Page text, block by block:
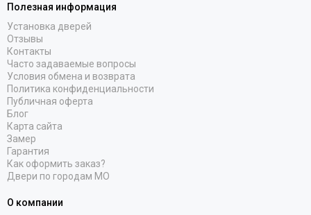
Полезная информация
Установка дверей
Отзывы
Контакты
Часто задаваемые вопросы
Условия обмена и возврата
Политика конфиденциальности
Публичная оферта
Блог
Карта сайта
Замер
Гарантия
Как оформить заказ?
Двери по городам МО
О компании